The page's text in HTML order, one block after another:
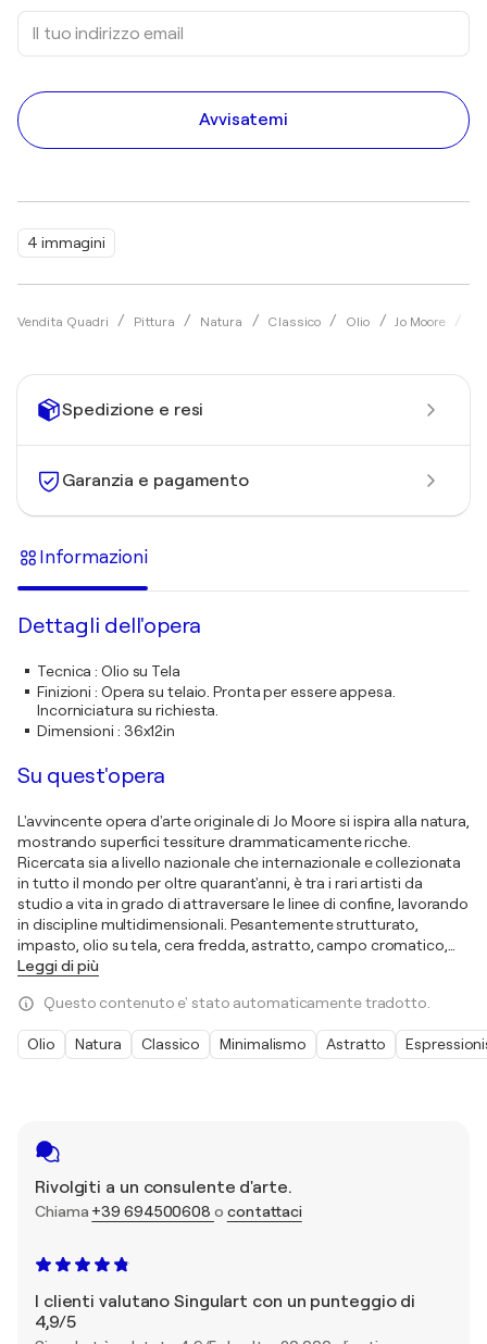
4 immagini
Vendita Quadri Pittura Natura Classico Olio Jo Moore
Avvisatemi
Spedizione e resi
Garanzia e pagamento
Rivolgiti a un consulente d'arte.
Chiama +39 694500608 o contattaci
I clienti valutano Singulart con un punteggio di
4,9/5
Informazioni
Dettagli dell'opera
Tecnica :Olio su Tela
Finizioni : Opera su telaio. Pronta per essere appesa.
Incorniciatura su richiesta.
Dimensioni : 36x12in
Su quest'opera
L'avvincente opera d'arte originale di Jo Moore si ispira alla natura,
mostrando superfici tessiture drammaticamente ricche.
Ricercata sia a livello nazionale che internazionale e collezionata
in tutto il mondo per oltre quarant'anni, è tra i rari artisti da
studio a vita in grado di attraversare le linee di confine, lavorando
in discipline multidimensionali. Pesantemente strutturato,
impasto, olio su tela, cera fredda, astratto, campo cromatico,
Leggi di più
Questo contenuto e' stato automaticamente tradotto.
Olio Natura Classico Minimalismo Astratto